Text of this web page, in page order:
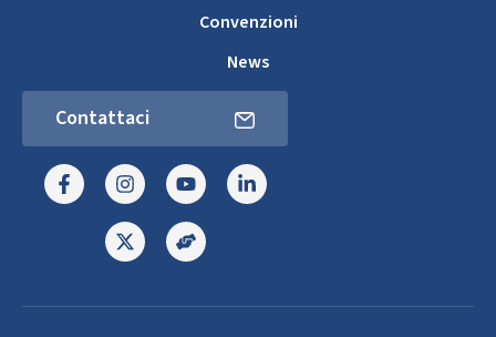
Convenzioni
News
Contattaci